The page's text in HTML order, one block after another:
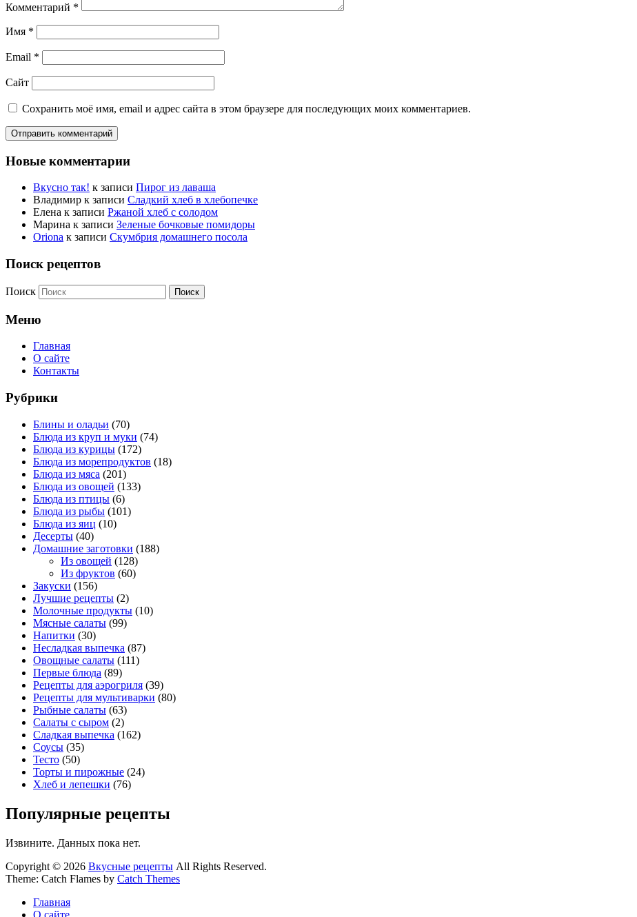
Комментарий *
Имя *
Email *
Сайт
Сохранить моё имя, email и адрес сайта в этом браузере для последующих моих комментариев.
Новые комментарии
Вкусно так! к записи Пирог из лаваша
Владимир к записи Сладкий хлеб в хлебопечке
Елена к записи Ржаной хлеб с солодом
Марина к записи Зеленые бочковые помидоры
Oriona к записи Скумбрия домашнего посола
Поиск рецептов
Поиск
Меню
Главная
О сайте
Контакты
Рубрики
Блины и оладьи (70)
Блюда из круп и муки (74)
Блюда из курицы (172)
Блюда из морепродуктов (18)
Блюда из мяса (201)
Блюда из овощей (133)
Блюда из птицы (6)
Блюда из рыбы (101)
Блюда из яиц (10)
Десерты (40)
Домашние заготовки (188)
Из овощей (128)
Из фруктов (60)
Закуски (156)
Лучшие рецепты (2)
Молочные продукты (10)
Мясные салаты (99)
Напитки (30)
Несладкая выпечка (87)
Овощные салаты (111)
Первые блюда (89)
Рецепты для аэрогриля (39)
Рецепты для мультиварки (80)
Рыбные салаты (63)
Салаты с сыром (2)
Сладкая выпечка (162)
Соусы (35)
Тесто (50)
Торты и пирожные (24)
Хлеб и лепешки (76)
Популярные рецепты
Извините. Данных пока нет.
Copyright © 2026 Вкусные рецепты All Rights Reserved.
Theme: Catch Flames by Catch Themes
Главная
О сайте